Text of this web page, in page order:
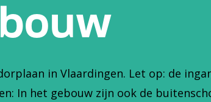
In het gebouw zijn ook de
gehuisvest.